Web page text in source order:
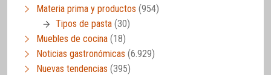
Materia prima y productos (954)
Tipos de pasta (30)
Muebles de cocina (18)
Noticias gastronómicas (6.929)
Nuevas tendencias (395)